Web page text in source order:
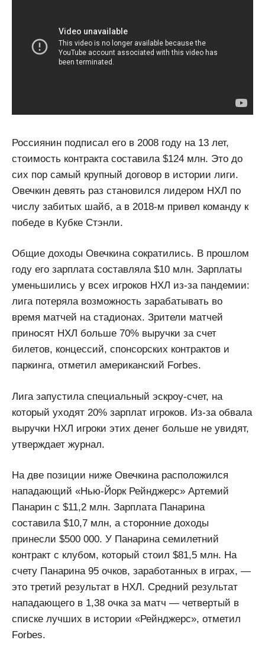
Россиянин подписал его в 2008 году на 13 лет,
стоимость контракта составила $124 млн. Это до
сих пор самый крупный договор в истории лиги.
Овечкин девять раз становился лидером НХЛ по
числу забитых шайб, а в 2018-м привел команду к
победе в Кубке Стэнли.
Общие доходы Овечкина сократились. В прошлом
году его зарплата составляла $10 млн. Зарплаты
уменьшились у всех игроков НХЛ из-за пандемии:
лига потеряла возможность зарабатывать во
время матчей на стадионах. Зрители матчей
приносят НХЛ больше 70% выручки за счет
билетов, концессий, спонсорских контрактов и
паркинга, отметил американский Forbes.
Лига запустила специальный эскроу-счет, на
который уходят 20% зарплат игроков. Из-за обвала
выручки НХЛ игроки этих денег больше не увидят,
утверждает журнал.
На две позиции ниже Овечкина расположился
нападающий «Нью-Йорк Рейнджерс» Артемий
Панарин с $11,2 млн. Зарплата Панарина
составила $10,7 млн, а сторонние доходы
принесли $500 000. У Панарина семилетний
контракт с клубом, который стоил $81,5 млн. На
счету Панарина 95 очков, заработанных в играх, —
это третий результат в НХЛ. Средний результат
нападающего в 1,38 очка за матч — четвертый в
списке лучших в истории «Рейнджерс», отметил
Forbes.